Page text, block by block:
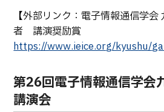
【外部リンク：電子情報通信学
者 講演奨励賞
https://www.ieice.org/kyushu/
第26回電子情報通信学会
講演会
生産システム工学専攻
熊本高専が運用するWebサイト
ル等
国際交流
受
活動報告
ツ等
図書館